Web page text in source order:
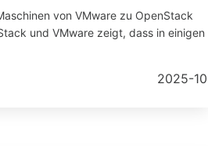
von VMware zu OpenStack
und VMware zeigt, dass in einigen
2025-